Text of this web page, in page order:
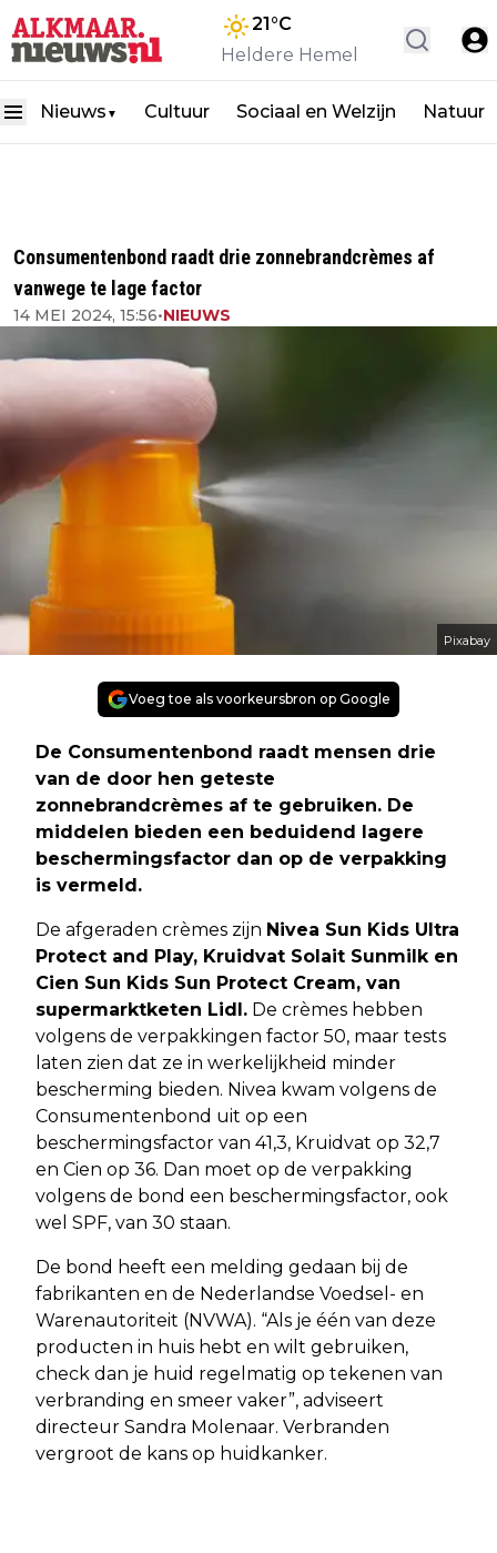
21°C
Heldere Hemel
Nieuws ▼ Cultuur Sociaal en Welzijn Natuur
Consumentenbond raadt drie zonnebrandcrèmes af
vanwege te lage factor
14 MEI 2024, 15:56•NIEUWS
Pixabay
Voeg toe als voorkeursbron op Google
De Consumentenbond raadt mensen drie
van de door hen geteste
zonnebrandcrèmes af te gebruiken. De
middelen bieden een beduidend lagere
beschermingsfactor dan op de verpakking
is vermeld.
De afgeraden crèmes zijn Nivea Sun Kids Ultra
Protect and Play, Kruidvat Solait Sunmilk en
Cien Sun Kids Sun Protect Cream, van
supermarktketen Lidl. De crèmes hebben
volgens de verpakkingen factor 50, maar tests
laten zien dat ze in werkelijkheid minder
bescherming bieden. Nivea kwam volgens de
Consumentenbond uit op een
beschermingsfactor van 41,3, Kruidvat op 32,7
en Cien op 36. Dan moet op de verpakking
volgens de bond een beschermingsfactor, ook
wel SPF, van 30 staan.
De bond heeft een melding gedaan bij de
fabrikanten en de Nederlandse Voedsel- en
Warenautoriteit (NVWA). “Als je één van deze
producten in huis hebt en wilt gebruiken,
check dan je huid regelmatig op tekenen van
verbranding en smeer vaker”, adviseert
directeur Sandra Molenaar. Verbranden
vergroot de kans op huidkanker.